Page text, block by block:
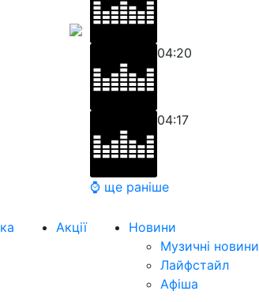
04:20
04:17
⌚ ще раніше
Акції
Новини
Музичні новини
Лайфстайл
Афіша